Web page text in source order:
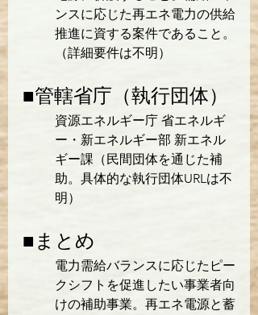
ンスに応じた再エネ電力の供給
推進に資する案件であること。
（詳細要件は不明）
■管轄省庁（執行団体）
資源エネルギー庁 省エネルギ
ー・新エネルギー部 新エネル
ギー課（民間団体を通じた補
助。具体的な執行団体URLは不
明）
■まとめ
電力需給バランスに応じたピー
クシフトを促進したい事業者向
けの補助事業。再エネ電源と蓄